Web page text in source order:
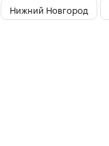
Нижний Новгород